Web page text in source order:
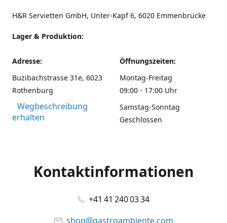
H&R Servietten GmbH, Unter-Kapf 6, 6020 Emmenbrücke
Lager & Produktion:
Adresse:
Buzibachstrasse 31e, 6023
Rothenburg
Wegbeschreibung
erhalten
Öffnungszeiten:
Montag-Freitag
09:00 - 17:00 Uhr
Samstag-Sonntag
Geschlossen
Kontaktinformationen
+41 41 240 03 34
shop@gastroambiente.com